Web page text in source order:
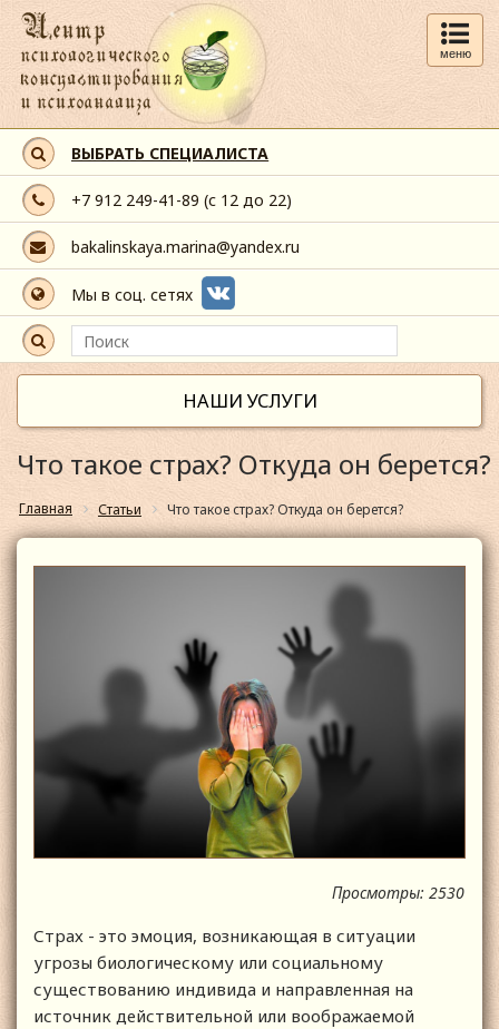
меню
ВЫБРАТЬ СПЕЦИАЛИСТА
+7 912 249-41-89 (с 12 до 22)
bakalinskaya.marina@yandex.ru
Мы в соц. сетях
НАШИ УСЛУГИ
Что такое страх? Откуда он берется?
Главная Статьи Что такое страх? Откуда он берется?
Просмотры: 2530
Страх - это эмоция, возникающая в ситуации
угрозы биологическому или социальному
существованию индивида и направленная на
источник действительной или воображаемой